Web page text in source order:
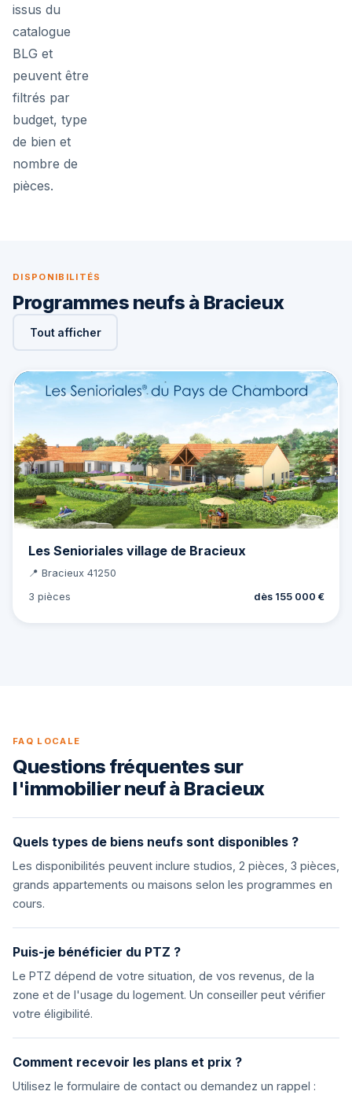
issus du
catalogue
BLG et
peuvent être
filtrés par
budget, type
de bien et
nombre de
pièces.
DISPONIBILITÉS
Programmes neufs à Bracieux
Tout afficher
Les Senioriales village de Bracieux
📍 Bracieux 41250
3 pièces
dès 155 000 €
FAQ LOCALE
Questions fréquentes sur
l'immobilier neuf à Bracieux
Quels types de biens neufs sont disponibles ?
Les disponibilités peuvent inclure studios, 2 pièces, 3 pièces,
grands appartements ou maisons selon les programmes en
cours.
Puis-je bénéficier du PTZ ?
Le PTZ dépend de votre situation, de vos revenus, de la
zone et de l'usage du logement. Un conseiller peut vérifier
votre éligibilité.
Comment recevoir les plans et prix ?
Utilisez le formulaire de contact ou demandez un rappel :